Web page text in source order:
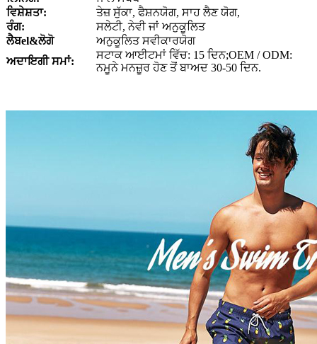
ਵਿਸ਼ੇਸ਼ਤਾ:
ਤੇਜ਼ ਸੁੱਕਾ, ਫੈਸ਼ਨਯੋਗ, ਸਾਹ ਲੈਣ ਯੋਗ,
ਰੰਗ:
ਸਲੇਟੀ, ਨੇਵੀ ਜਾਂ ਅਨੁਕੂਲਿਤ
ਲੈਬel&ਲੋਗੋ
ਅਨੁਕੂਲਿਤ ਸਵੀਕਾਰਯੋਗ
ਅਦਾਇਗੀ ਸਮਾਂ:
ਸਟਾਕ ਆਈਟਮਾਂ ਵਿੱਚ: 15 ਦਿਨ;OEM / ODM:
ਨਮੂਨੇ ਮਨਜ਼ੂਰ ਹੋਣ ਤੋਂ ਬਾਅਦ 30-50 ਦਿਨ.